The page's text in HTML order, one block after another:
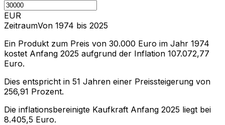
EUR
ZeitraumVon 1974 bis 2025
Ein Produkt zum Preis von 30.000 Euro im Jahr 1974
kostet Anfang 2025 aufgrund der Inflation 107.072,77
Euro.
Dies entspricht in 51 Jahren einer Preissteigerung von
256,91 Prozent.
Die inflationsbereinigte Kaufkraft Anfang 2025 liegt bei
8.405,5 Euro.